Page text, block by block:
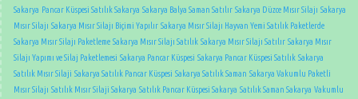
Sakarya Pancar Küspesi Satılık Sakarya Sakarya Balya Saman Satılır Sakarya Düzce Mısır Silajı Sakarya
Mısır Silajı Sakarya Mısır Silajı Biçimi Yapılır Sakarya Mısır Silajı Hayvan Yemi Satılık Paketlerde
Sakarya Mısır Silajı Paketleme Sakarya Mısır Silajı Satılık Sakarya Mısır Silajı Satılır Sakarya Mısır
Silajı Yapımı ve Silaj Paketlemesi Sakarya Pancar Küspesi Sakarya Pancar Küspesi Satılık Sakarya
Satılık Mısır Silaji Sakarya Satılık Pancar Küspesi Sakarya Satılık Saman Sakarya Vakumlu Paketli
Mısır Silajı Satılık Mısır Silaji Sakarya Satılık Pancar Küspesi Sakarya Satılık Saman Sakarya Vakumlu